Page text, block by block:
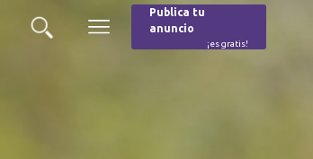
Buscar
Menú
Publica tu
anuncio
¡es gratis!